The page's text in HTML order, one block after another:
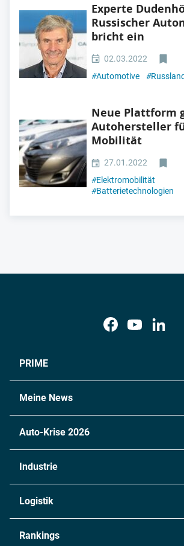
Experte
Russischer
bricht ein
02.03.2022
#Automotive #
Neue Plattform
Autohersteller
Mobilität
27.01.2022
#Elektromobilität
#Batterietechnologien
PRIME
Meine News
Auto-Krise 2026
Industrie
Chemie
Logistik
Rankings